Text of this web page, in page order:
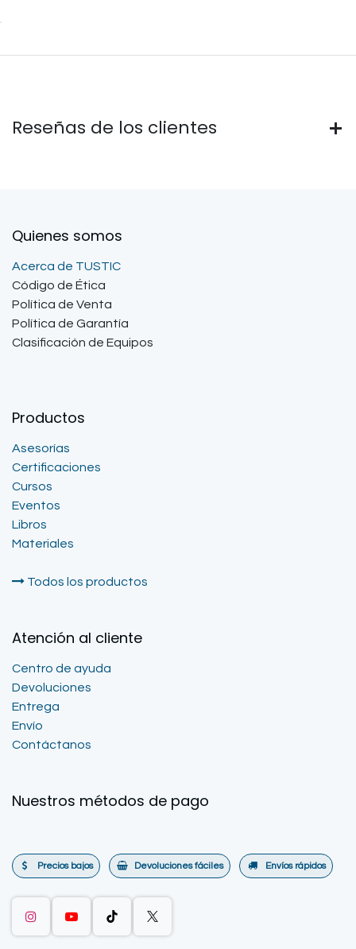
Reseñas de los clientes
Quienes somos
Acerca de TUSTIC
Código de Ética
Política de Venta
Política de Garantía
Clasificación de Equipos
Productos
Asesorías
Certificaciones
Cursos
Eventos
Libros
Materiales
Todos los productos
Atención al cliente
Centro de ayuda
Devoluciones
Entrega
Envío
Contáctanos
Nuestros métodos de pago
Precios bajos Devoluciones fáciles Envíos rápidos